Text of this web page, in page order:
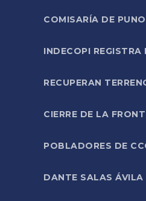
COMISARÍA DE
INDECOPI
RECUPERAN
CIERRE DE LA
POBLADORES DE
DANTE SALAS ÁVILA